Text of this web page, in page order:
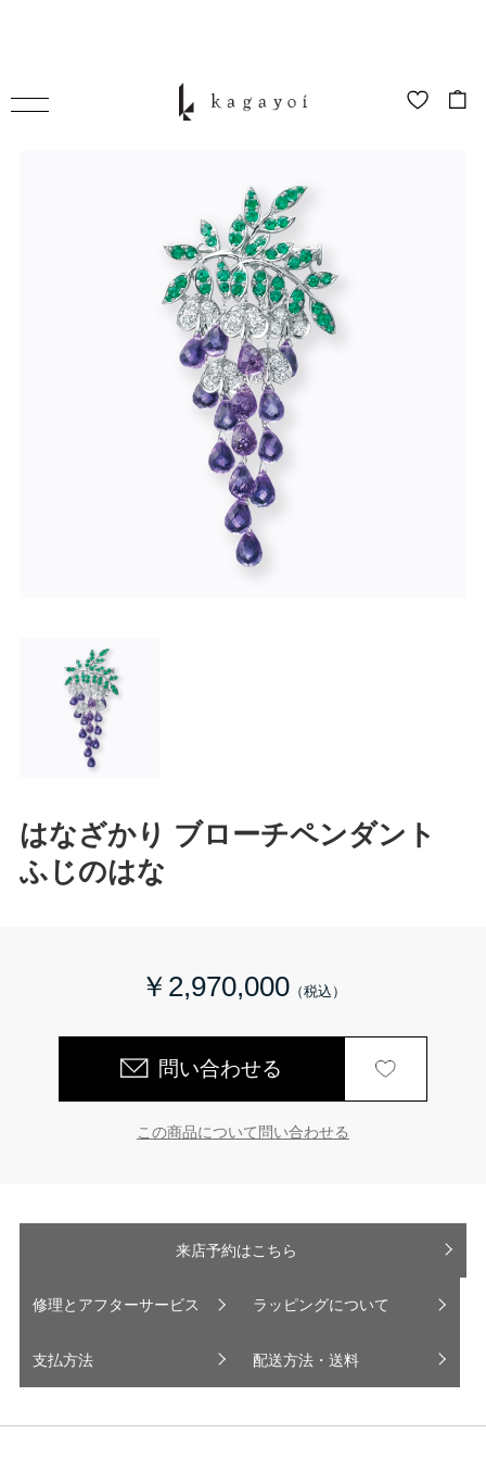
はなざかり ブローチペンダント
ふじのはな
￥2,970,000
問い合わせる
この商品について問い合わせる
来店予約はこちら
修理とアフターサービス ラッピングについて
支払方法 配送方法・送料